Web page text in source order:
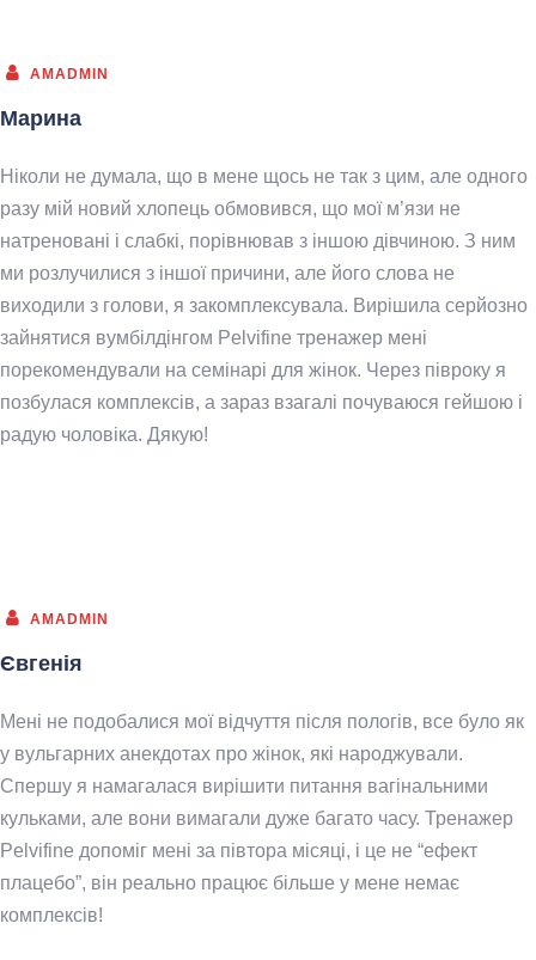
AMADMIN
Марина
Ніколи не думала, що в мене щось не так з цим, але одного
разу мій новий хлопець обмовився, що мої м’язи не
натреновані і слабкі, порівнював з іншою дівчиною. З ним
ми розлучилися з іншої причини, але його слова не
виходили з голови, я закомплексувала. Вирішила серйозно
зайнятися вумбілдінгом Pelvifine тренажер мені
порекомендували на семінарі для жінок. Через півроку я
позбулася комплексів, а зараз взагалі почуваюся гейшою і
радую чоловіка. Дякую!
AMADMIN
Євгенія
Мені не подобалися мої відчуття після пологів, все було як
у вульгарних анекдотах про жінок, які народжували.
Спершу я намагалася вирішити питання вагінальними
кульками, але вони вимагали дуже багато часу. Тренажер
Pelvifine допоміг мені за півтора місяці, і це не “ефект
плацебо”, він реально працює більше у мене немає
комплексів!